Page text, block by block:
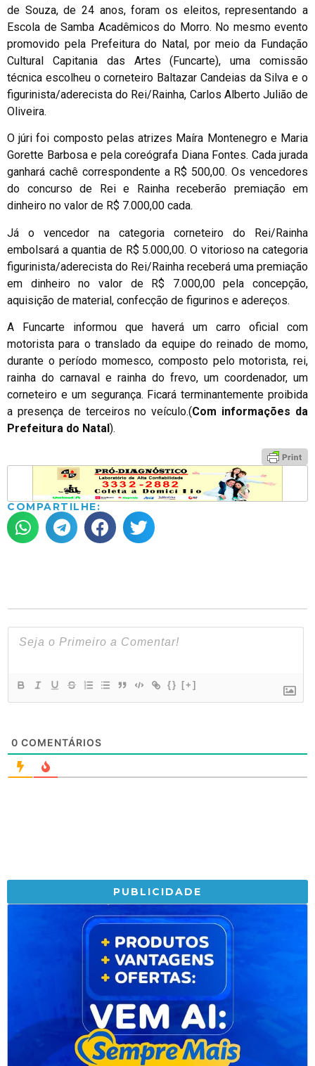
de Souza, de 24 anos, foram os eleitos, representando a
Escola de Samba Acadêmicos do Morro. No mesmo evento
promovido pela Prefeitura do Natal, por meio da Fundação
Cultural Capitania das Artes (Funcarte), uma comissão
técnica escolheu o corneteiro Baltazar Candeias da Silva e o
figurinista/aderecista do Rei/Rainha, Carlos Alberto Julião de
Oliveira.
O júri foi composto pelas atrizes Maíra Montenegro e Maria
Gorette Barbosa e pela coreógrafa Diana Fontes. Cada jurada
ganhará cachê correspondente a R$ 500,00. Os vencedores
do concurso de Rei e Rainha receberão premiação em
dinheiro no valor de R$ 7.000,00 cada.
Já o vencedor na categoria corneteiro do Rei/Rainha
embolsará a quantia de R$ 5.000,00. O vitorioso na categoria
figurinista/aderecista do Rei/Rainha receberá uma premiação
em dinheiro no valor de R$ 7.000,00 pela concepção,
aquisição de material, confecção de figurinos e adereços.
A Funcarte informou que haverá um carro oficial com
motorista para o translado da equipe do reinado de momo,
durante o período momesco, composto pelo motorista, rei,
rainha do carnaval e rainha do frevo, um coordenador, um
corneteiro e um segurança. Ficará terminantemente proibida
a presença de terceiros no veículo.(Com informações da
Prefeitura do Natal).
COMPARTILHE:
{} [+]
0 COMENTÁRIOS
PUBLICIDADE